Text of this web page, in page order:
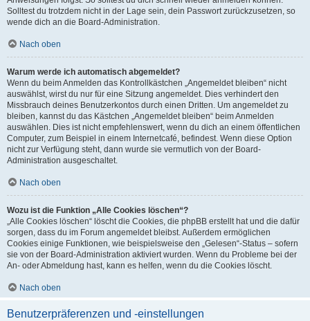
Solltest du trotzdem nicht in der Lage sein, dein Passwort zurückzusetzen, so
wende dich an die Board-Administration.
Nach oben
Warum werde ich automatisch abgemeldet?
Wenn du beim Anmelden das Kontrollkästchen „Angemeldet bleiben“ nicht
auswählst, wirst du nur für eine Sitzung angemeldet. Dies verhindert den
Missbrauch deines Benutzerkontos durch einen Dritten. Um angemeldet zu
bleiben, kannst du das Kästchen „Angemeldet bleiben“ beim Anmelden
auswählen. Dies ist nicht empfehlenswert, wenn du dich an einem öffentlichen
Computer, zum Beispiel in einem Internetcafé, befindest. Wenn diese Option
nicht zur Verfügung steht, dann wurde sie vermutlich von der Board-
Administration ausgeschaltet.
Nach oben
Wozu ist die Funktion „Alle Cookies löschen“?
„Alle Cookies löschen“ löscht die Cookies, die phpBB erstellt hat und die dafür
sorgen, dass du im Forum angemeldet bleibst. Außerdem ermöglichen
Cookies einige Funktionen, wie beispielsweise den „Gelesen“-Status – sofern
sie von der Board-Administration aktiviert wurden. Wenn du Probleme bei der
An- oder Abmeldung hast, kann es helfen, wenn du die Cookies löscht.
Nach oben
Benutzerpräferenzen und -einstellungen